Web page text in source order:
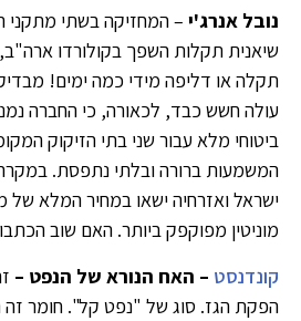
נובל אנרג'י – המחזיקה בשתי מתקני
שיאנית תקלות השפך בקולורדו
תקלה או דליפה מידי כמה ימים!
עולה חשש כבד, לכאורה, כי החברה
ביטוחי מלא עבור שני בתי הזיקוק
המשמעות ברורה ובלתי נתפסת.
ישראל ואזרחיה ישאו במחיר המלא
מוניטין מפוקפק ביותר. האם שוב
קונדנסט – האח הנורא של הנפט –
הפקת הגז. סוג של "נפט קל". חומר זה